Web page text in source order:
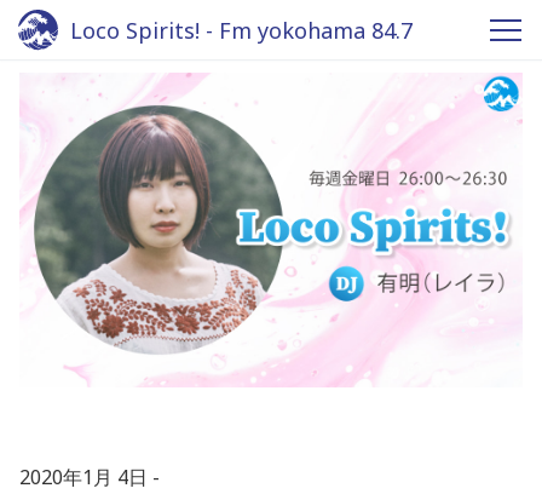
Loco Spirits! - Fm yokohama 84.7
2020年1月 4日